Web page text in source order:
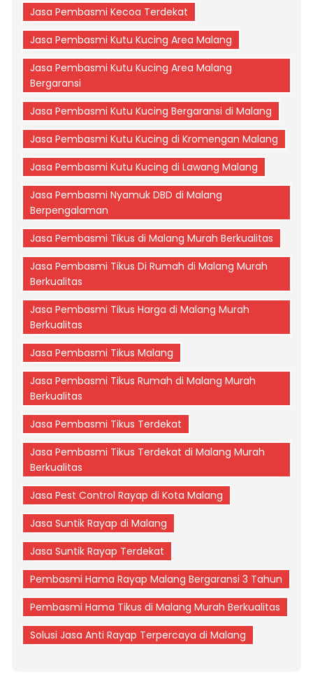
Jasa Pembasmi Kecoa Terdekat
Jasa Pembasmi Kutu Kucing Area Malang
Jasa Pembasmi Kutu Kucing Area Malang
Bergaransi
Jasa Pembasmi Kutu Kucing Bergaransi di Malang
Jasa Pembasmi Kutu Kucing di Kromengan Malang
Jasa Pembasmi Kutu Kucing di Lawang Malang
Jasa Pembasmi Nyamuk DBD di Malang
Berpengalaman
Jasa Pembasmi Tikus di Malang Murah Berkualitas
Jasa Pembasmi Tikus Di Rumah di Malang Murah
Berkualitas
Jasa Pembasmi Tikus Harga di Malang Murah
Berkualitas
Jasa Pembasmi Tikus Malang
Jasa Pembasmi Tikus Rumah di Malang Murah
Berkualitas
Jasa Pembasmi Tikus Terdekat
Jasa Pembasmi Tikus Terdekat di Malang Murah
Berkualitas
Jasa Pest Control Rayap di Kota Malang
Jasa Suntik Rayap di Malang
Jasa Suntik Rayap Terdekat
Pembasmi Hama Rayap Malang Bergaransi 3 Tahun
Pembasmi Hama Tikus di Malang Murah Berkualitas
Solusi Jasa Anti Rayap Terpercaya di Malang